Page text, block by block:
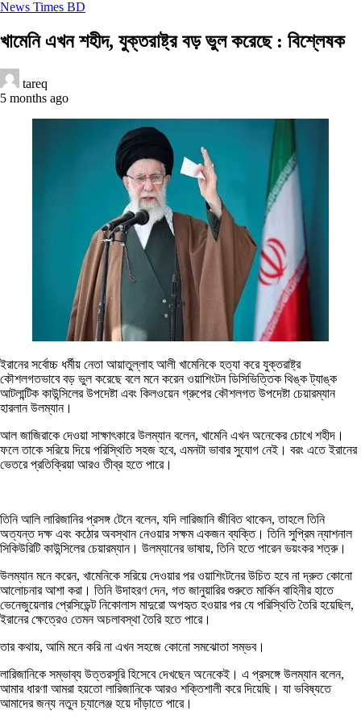
News Times BD
খামেনি এখন শহীদ, যুক্তরাষ্ট্র বড় ভুল করেছে : বিশ্লেষক
tareq
5 months ago
ইরানের সর্বোচ্চ ধর্মীয় নেতা আয়াতুল্লাহ আলী খামেনিকে হত্যা করে যুক্তরাষ্ট্র
কৌশলগতভাবে বড় ভুল করেছে বলে মনে করেন ওয়াশিংটন ডিসিভিত্তিক থিঙ্ক ট্যাঙ্ক
আটলান্টিক কাউন্সিলের উপদেষ্টা এবং কিলওয়েন গ্রুপের কৌশলগত উপদেষ্টা চেয়ারম্যান
হারলান উলম্যান।
আল জাজিরাকে দেওয়া সাক্ষাৎকারে উলম্যান বলেন, খামেনি এখন অনেকের চোখে শহীদ।
ফলে তাকে সরিয়ে দিয়ে পরিস্থিতি সহজ হবে, এমনটা ভাবার সুযোগ নেই। বরং এতে ইরানের
ভেতরে প্রতিক্রিয়া আরও তীব্র হতে পারে।
তিনি আলি লারিজানির প্রসঙ্গ টেনে বলেন, যদি লারিজানি জীবিত থাকেন, তাহলে তিনি
অত্যন্ত দক্ষ এবং কঠোর অবস্থান নেওয়ার সক্ষম একজন ব্যক্তি। তিনি সুপ্রিম ন্যাশনাল
সিকিউরিটি কাউন্সিলের চেয়ারম্যান। উলম্যানের ভাষায়, তিনি হতে পারেন ভয়ংকর শত্রু।
উলম্যান মনে করেন, খামেনিকে সরিয়ে দেওয়ার পর ওয়াশিংটনের উচিত হবে না দ্রুত কোনো
আলোচনার আশা করা। তিনি উদাহরণ দেন, গত জানুয়ারির শুরুতে মার্কিন বাহিনীর হাতে
ভেনেজুয়েলার প্রেসিডেন্ট নিকোলাস মাদুরো অপহৃত হওয়ার পর যে পরিস্থিতি তৈরি হয়েছিল,
ইরানের ক্ষেত্রেও তেমন অচলাবস্থা তৈরি হতে পারে।
তার কথায়, আমি মনে করি না এখন সহজে কোনো সমঝোতা সম্ভব।
লারিজানিকে সম্ভাব্য উত্তরসূরি হিসেবে দেখছেন অনেকেই। এ প্রসঙ্গে উলম্যান বলেন,
আমার ধারণা আমরা হয়তো লারিজানিকে আরও শক্তিশালী করে দিয়েছি। যা ভবিষ্যতে
আমাদের জন্য নতুন চ্যালেঞ্জ হয়ে দাঁড়াতে পারে।